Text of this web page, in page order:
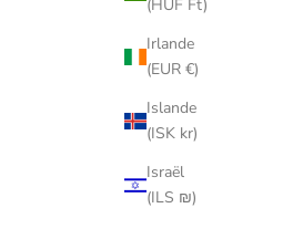
(HUF Ft)
Irlande
(EUR €)
Islande
(ISK kr)
Israël
(ILS ₪)